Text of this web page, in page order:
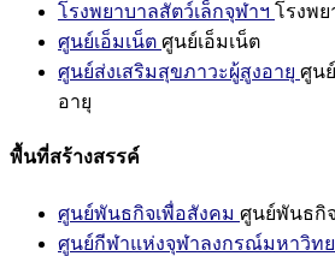
โรงพยาบาลสัตว์เล็กจุฬาฯ โรงพย
ศูนย์เอ็มเน็ต ศูนย์เอ็มเน็ต
ศูนย์ส่งเสริมสุขภาวะผู้สูงอายุ ศูน
อายุ
พื้นที่สร้างสรรค์
ศูนย์พันธกิจเพื่อสังคม ศูนย์พันธกิ
ศูนย์กีฬาแห่งจุฬาลงกรณ์มหาวิท